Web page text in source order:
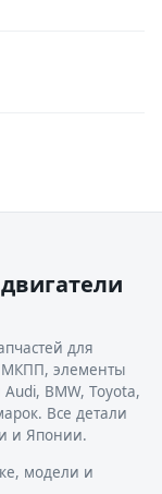
для
элементы
BMW, Toyota,
Все детали
и Японии.
модели и